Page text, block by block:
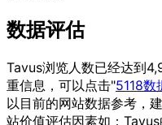
数据评估
Tavus浏览人数已经达到
重信息，可以点击"5118数
以目前的网站数据参考，
站价值评估因素如：